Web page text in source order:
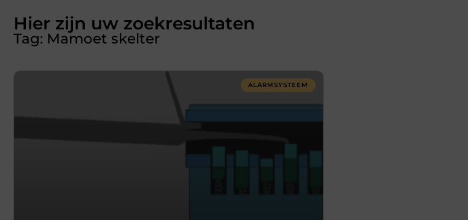
Hier zijn uw zoekresultaten
Tag: Mamoet skelter
ALARMSYSTEEM